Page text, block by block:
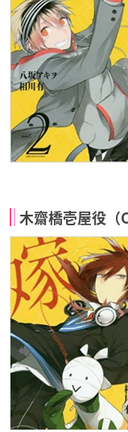
木齋橋壱屋役（